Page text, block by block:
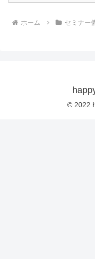
ホーム セミナー
© 2022